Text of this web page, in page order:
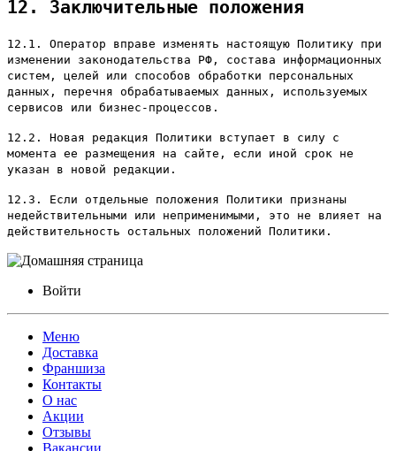
12. Заключительные положения
12.1. Оператор вправе изменять настоящую Политику при
изменении законодательства РФ, состава информационных
систем, целей или способов обработки персональных
данных, перечня обрабатываемых данных, используемых
сервисов или бизнес-процессов.
12.2. Новая редакция Политики вступает в силу с
момента ее размещения на сайте, если иной срок не
указан в новой редакции.
12.3. Если отдельные положения Политики признаны
недействительными или неприменимыми, это не влияет на
действительность остальных положений Политики.
Войти
Меню
Доставка
Франшиза
Контакты
О нас
Акции
Отзывы